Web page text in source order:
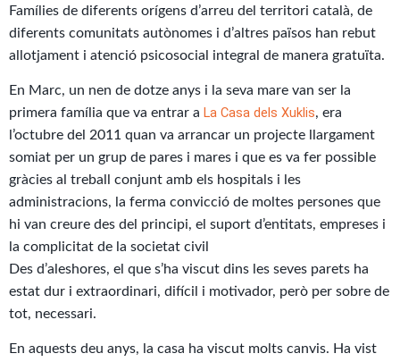
Famílies de diferents orígens d’arreu del territori català, de
diferents comunitats autònomes i d’altres països han rebut
allotjament i atenció psicosocial integral de manera gratuïta.
En Marc, un nen de dotze anys i la seva mare van ser la
primera família que va entrar a La Casa dels Xuklis, era
l’octubre del 2011 quan va arrancar un projecte llargament
somiat per un grup de pares i mares i que es va fer possible
gràcies al treball conjunt amb els hospitals i les
administracions, la ferma convicció de moltes persones que
hi van creure des del principi, el suport d’entitats, empreses i
la complicitat de la societat civil
Des d’aleshores, el que s’ha viscut dins les seves parets ha
estat dur i extraordinari, difícil i motivador, però per sobre de
tot, necessari.
En aquests deu anys, la casa ha viscut molts canvis. Ha vist